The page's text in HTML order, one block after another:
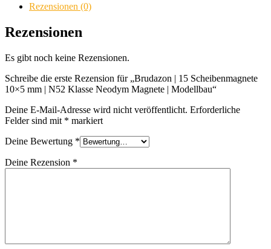
N52
Klasse
Magnete
Modellbau
Menge
Rezensionen (0)
Rezensionen
Es gibt noch keine Rezensionen.
Schreibe die erste Rezension für „Brudazon | 15 Scheibenmagnete
10×5 mm | N52 Klasse Neodym Magnete | Modellbau“
Deine E-Mail-Adresse wird nicht veröffentlicht. Erforderliche
Felder sind mit * markiert
Deine Bewertung *
Deine Rezension *